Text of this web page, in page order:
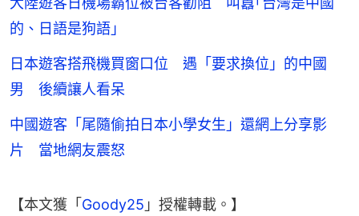
的、日語是狗語｣
日本遊客搭飛機買窗口位 遇「要求換位」的中國
男 後續讓人看呆
中國遊客「尾隨偷拍日本小學女生」還網上分享影
片 當地網友震怒
【本文獲「 Goody25 」授權轉載。】